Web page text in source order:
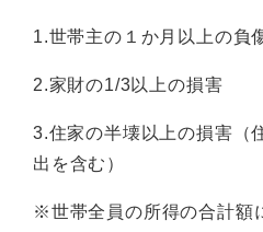
1.世帯主の１か月以上の負
2.家財の1/3以上の損害
3.住家の半壊以上の損害（
出を含む）
※世帯全員の所得の合計額